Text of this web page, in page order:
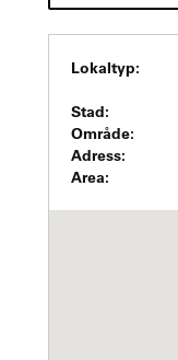
Lokaltyp:
Stad:
Område:
Adress:
Area: